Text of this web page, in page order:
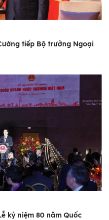
tiếp Bộ trưởng Ngoại
kỷ niệm 80 năm Quốc